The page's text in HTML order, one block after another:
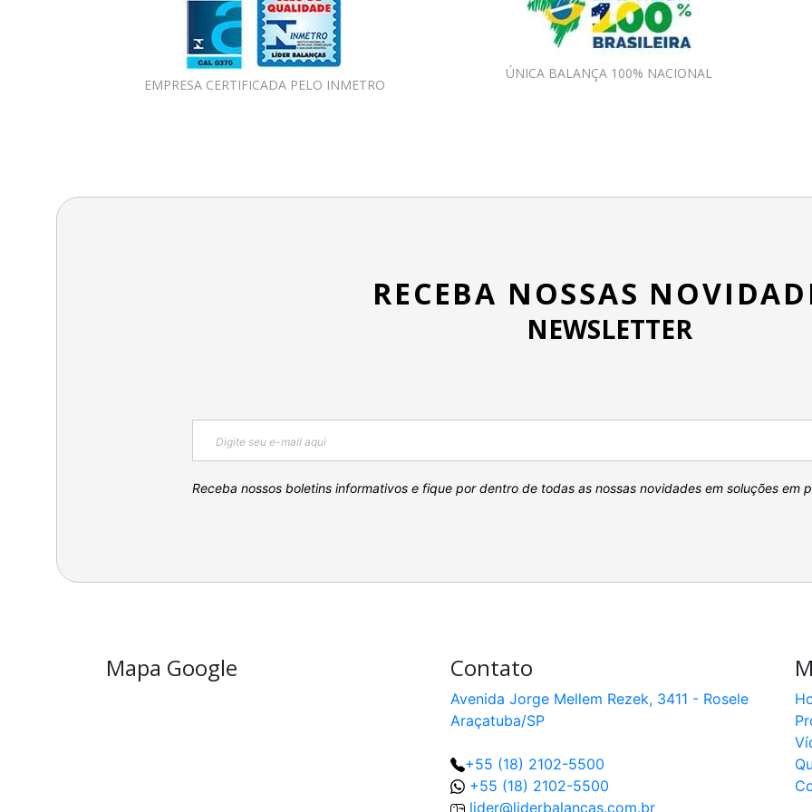
EMPRESA CERTIFICADA PELO INMETRO
ÚNICA BALANÇA 100% NACIONAL
RECEBA NOSSAS
NEWSLETTER
Receba nossos boletins informativos e fique por dentro de todas as nossas novidades em soluções em
Mapa Google Contato
Avenida Jorge Mellem Rezek, 3411 - Rosele
Araçatuba/SP
+55 (18) 2102-5500
+55 (18) 2102-5500
lider@liderbalancas.com.br